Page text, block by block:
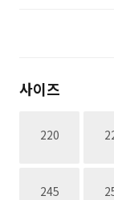
사이즈
220재고없음
245재고없음